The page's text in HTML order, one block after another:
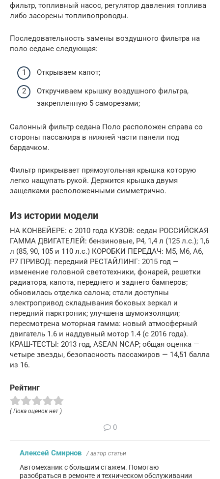
фильтр, топливный насос, регулятор давления топлива
либо засорены топливопроводы.
Последовательность замены воздушного фильтра на
поло седане следующая:
Открываем капот;
Откручиваем крышку воздушного фильтра,
закрепленную 5 саморезами;
Салонный фильтр седана Поло расположен справа со
стороны пассажира в нижней части панели под
бардачком.
Фильтр прикрывает прямоугольная крышка которую
легко нащупать рукой. Держится крышка двумя
защелками расположенными симметрично.
Из истории модели
НА КОНВЕЙЕРЕ: с 2010 года КУЗОВ: седан РОССИЙСКАЯ
ГАММА ДВИГАТЕЛЕЙ: бензиновые, Р4, 1,4 л (125 л.с.); 1,6
л (85, 90, 105 и 110 л.с.) КОРОБКИ ПЕРЕДАЧ: М5, M6, A6,
Р7 ПРИВОД: передний РЕСТАЙЛИНГ: 2015 год —
изменение головной светотехники, фонарей, решетки
радиатора, капота, переднего и заднего бамперов;
обновилась отделка салона; стали доступны
электропривод складывания боковых зеркал и
передний парктроник; улучшена шумоизоляция;
пересмотрена моторная гамма: новый атмосферный
двигатель 1.6 и наддувный мотор 1.4 (с 2016 года).
КРАШ-ТЕСТЫ: 2013 год, ASEAN NCAP; общая оценка —
четыре звезды, безопасность пассажиров — 14,51 балла
из 16.
Рейтинг
( Пока оценок нет )
0
Алексей Смирнов / автор статьи
Автомеханик с большим стажем. Помогаю
разобраться в ремонте и техническом обслуживании